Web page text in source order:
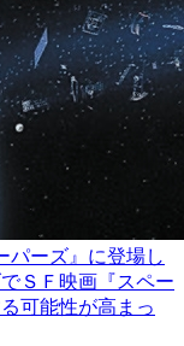
パーズ』に登場し
ＳＦ映画『スペー
可能性が高まっ